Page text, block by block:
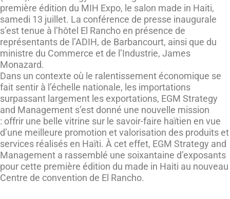
première édition du MIH Expo, le salon made in Haiti,
samedi 13 juillet. La conférence de presse inaugurale
s’est tenue à l’hôtel El Rancho en présence de
représentants de l’ADIH, de Barbancourt, ainsi que du
ministre du Commerce et de l’Industrie, James
Monazard.
Dans un contexte où le ralentissement économique se
fait sentir à l’échelle nationale, les importations
surpassant largement les exportations, EGM Strategy
and Management s’est donné une nouvelle mission
: offrir une belle vitrine sur le savoir-faire haïtien en vue
d’une meilleure promotion et valorisation des produits et
services réalisés en Haïti. À cet effet, EGM Strategy and
Management a rassemblé une soixantaine d’exposants
pour cette première édition du made in Haiti au nouveau
Centre de convention de El Rancho.